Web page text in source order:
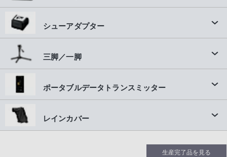
シューアダプター
三脚／一脚
ポータブルデータトランスミッター
レインカバー
生産完了品を見る